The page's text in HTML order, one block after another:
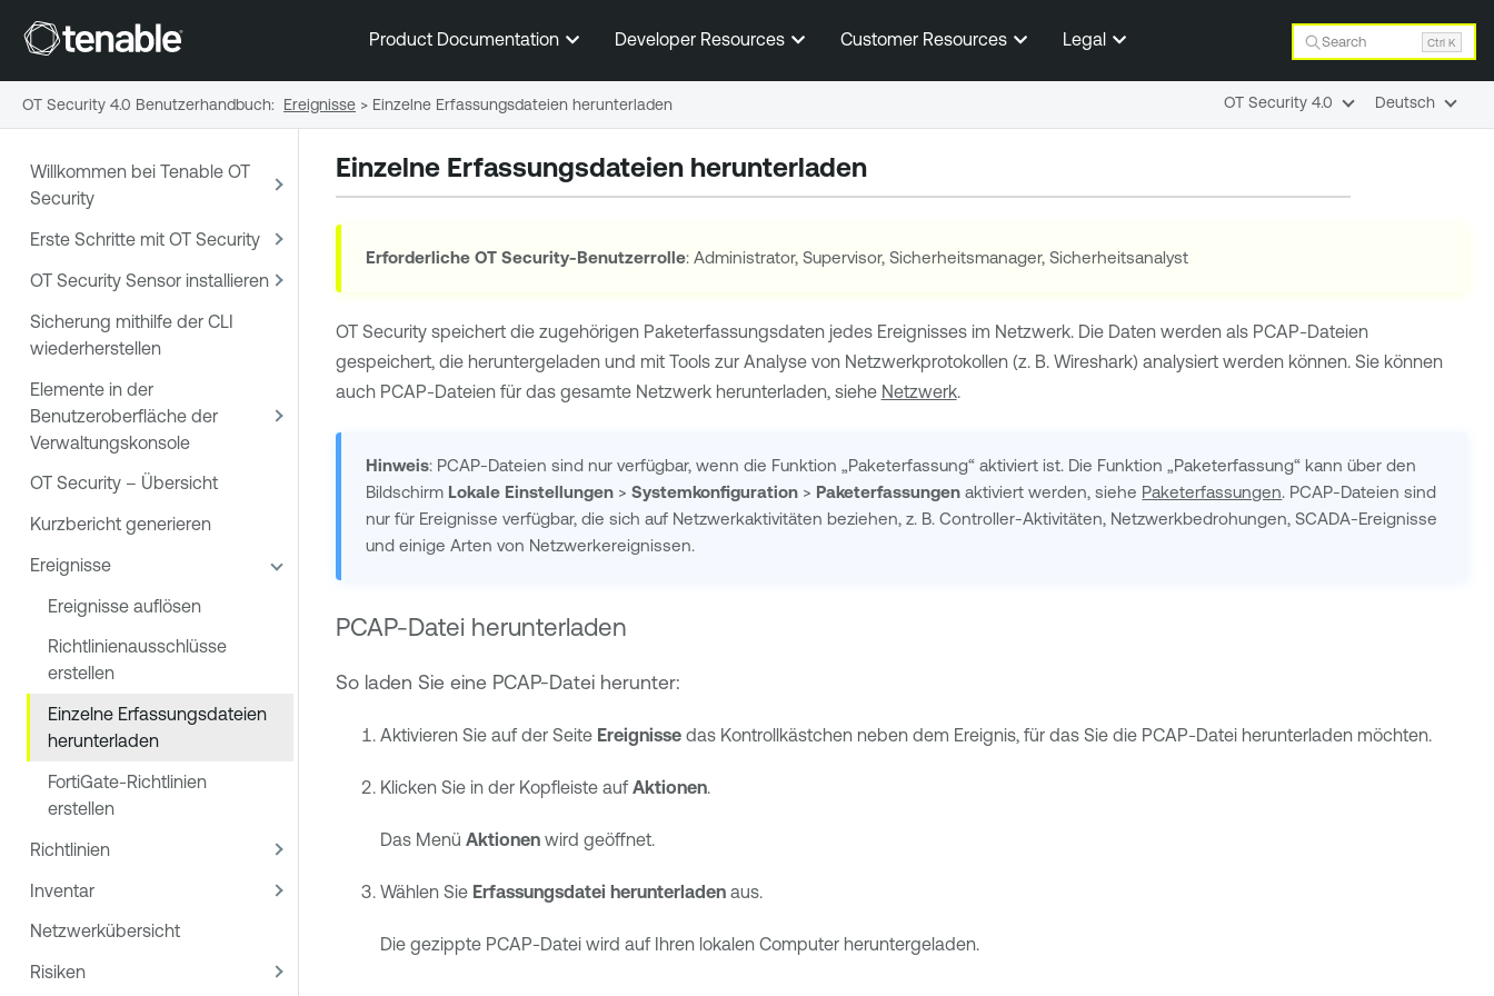
Zum Hauptinhalt springen
Product Documentation Developer Resources Customer Resources Legal Search Ctrl K
Willkommen bei Tenable OT
Security
Erste Schritte mit OT Security
OT Security Sensor installieren
Sicherung mithilfe der CLI
wiederherstellen
Elemente in der
Benutzeroberfläche der
Verwaltungskonsole
OT Security – Übersicht
Kurzbericht generieren
Ereignisse
Ereignisse auflösen
Richtlinienausschlüsse
erstellen
Einzelne Erfassungsdateien
herunterladen
FortiGate-Richtlinien
erstellen
Richtlinien
Inventar
Netzwerkübersicht
Risiken
Einzelne Erfassungsdateien herunterladen
ErforderlicheOT Security-Benutzerrolle: Administrator, Supervisor, Sicherheitsmanager, Sicherheitsanalyst
OT Securityspeichert die zugehörigen Paketerfassungsdaten jedes Ereignisses im Netzwerk. Die Daten werden als PCAP-Dateien
gespeichert, die heruntergeladen und mit Tools zur Analyse von Netzwerkprotokollen (z. B. Wireshark) analysiert werden können. Sie können
auch PCAP-Dateien für das gesamte Netzwerk herunterladen, siehe Netzwerk.
Hinweis: PCAP-Dateien sind nur verfügbar, wenn die Funktion „Paketerfassung“ aktiviert ist. Die Funktion „Paketerfassung“ kann über den
Bildschirm Lokale Einstellungen >Systemkonfiguration > Paketerfassungen aktiviert werden, siehe Paketerfassungen. PCAP-Dateien sind
nur für Ereignisse verfügbar, die sich auf Netzwerkaktivitäten beziehen, z. B. Controller-Aktivitäten, Netzwerkbedrohungen, SCADA-Ereignisse
und einige Arten von Netzwerkereignissen.
PCAP-Datei herunterladen
So laden Sie eine PCAP-Datei herunter:
Aktivieren Sie auf der Seite Ereignissedas Kontrollkästchen neben dem Ereignis, für das Sie die PCAP-Datei herunterladen möchten.
Klicken Sie in der Kopfleiste auf Aktionen.
Das Menü Aktionenwird geöffnet.
Wählen Sie Erfassungsdatei herunterladenaus.
Die gezippte PCAP-Datei wird auf Ihren lokalen Computer heruntergeladen.
OT Security 4.0 Benutzerhandbuch: Ereignisse > Einzelne Erfassungsdateien herunterladen OT Security 4.0 Deutsch